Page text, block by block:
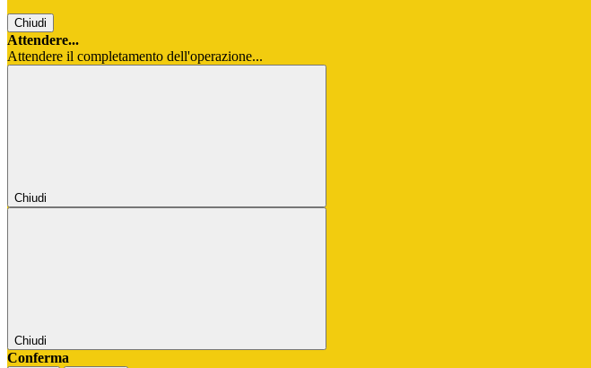
Chiudi
Attendere...
Attendere il completamento dell'operazione...
Chiudi
Chiudi
Conferma